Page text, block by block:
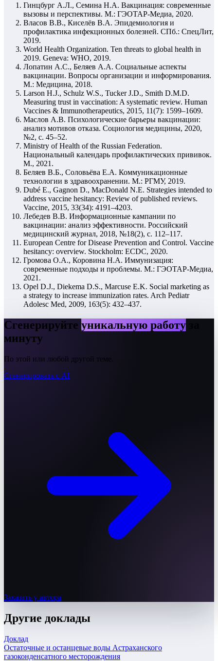
Гинцбург А.Л., Семина Н.А. Вакцинация: современные
вызовы и перспективы. М.: ГЭОТАР-Медиа, 2020.
Власов В.В., Киселёв В.А. Эпидемиология и
профилактика инфекционных болезней. СПб.: СпецЛит,
2019.
World Health Organization. Ten threats to global health in
2019. Geneva: WHO, 2019.
Лопатин А.С., Беляев А.А. Социальные аспекты
вакцинации. Вопросы организации и информирования.
М.: Медицина, 2018.
Larson H.J., Schulz W.S., Tucker J.D., Smith D.M.D.
Measuring trust in vaccination: A systematic review. Human
Vaccines & Immunotherapeutics, 2015, 11(7): 1599–1609.
Маслов А.В. Психологические барьеры вакцинации:
анализ мотивов отказа. Социология медицины, 2020,
№2, с. 45–52.
Ministry of Health of the Russian Federation.
Национальный календарь профилактических прививок.
М., 2021.
Беляев В.Б., Соловьёва Е.А. Коммуникационные
технологии в здравоохранении. М.: РГМУ, 2019.
Dubé E., Gagnon D., MacDonald N.E. Strategies intended to
address vaccine hesitancy: Review of published reviews.
Vaccine, 2015, 33(34): 4191–4203.
Лебедев В.В. Информационные кампании по
вакцинации: анализ эффективности. Российский
медицинский журнал, 2018, №18(2), с. 112–117.
European Centre for Disease Prevention and Control. Vaccine
hesitancy: overview. Stockholm: ECDC, 2020.
Громова О.А., Коровина Н.А. Иммунизация:
современные подходы и проблемы. М.: ГЭОТАР-Медиа,
2021.
Opel D.J., Diekema D.S., Marcuse E.K. Social marketing as
a strategy to increase immunization rates. Arch Pediatr
Adolesc Med, 2009, 163(5): 432–437.
Сгенерируйте уникальную работу
минуту
По этой или любой другой теме.
Сгенерировать с AI
Заказать у автора
Другие доклады
Доклад
Остаточные и останцевые воды Астраханского
газоконденсатного месторождения